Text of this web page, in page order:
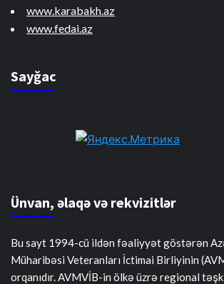
www.karabakh.az
www.fedai.az
Sayğac
Ünvan, əlaqə və rekvizitlər
Bu sayt 1994-cü ildən fəaliyyət göstərən
Müharibəsi Veteranları İctimai Birliyinin
orqanıdır. AVMVİB-in ölkə üzrə regional